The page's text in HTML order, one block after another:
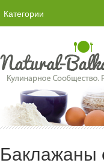
Категории
Баклажаны